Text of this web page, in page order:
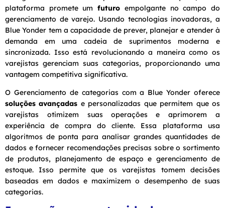
plataforma promete umfuturo empolgante no campo do
gerenciamento de varejo. Usando tecnologias inovadoras, a
Blue Yonder tem a capacidade de prever, planejar e atender à
demanda em uma cadeia de suprimentos moderna e
sincronizada. Isso está revolucionando a maneira como os
varejistas gerenciam suas categorias, proporcionando uma
vantagem competitiva significativa.
O Gerenciamento de categorias com a Blue Yonder oferece
soluções avançadas e personalizadas que permitem que os
varejistas otimizem suas operações e aprimorem a
experiência de compra do cliente. Essa plataforma usa
algoritmos de ponta para analisar grandes quantidades de
dados e fornecer recomendações precisas sobre o sortimento
de produtos, planejamento de espaço e gerenciamento de
estoque. Isso permite que os varejistas tomem decisões
baseadas em dados e maximizem o desempenho de suas
categorias.